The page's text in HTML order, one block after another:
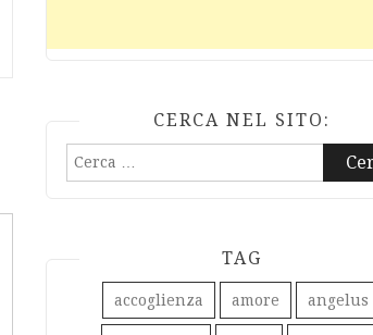
CERCA NEL SITO:
Ricerca
TAG
accoglienza amore angelus